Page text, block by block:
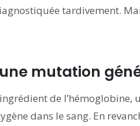
tardivement.
mutation
de l’hémoglobine,
dans le sang. En